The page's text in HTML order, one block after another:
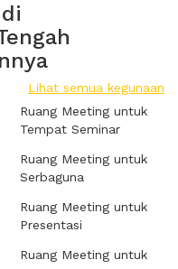
Lihat semua kegunaan
Ruang Meeting untuk
Tempat Seminar
Ruang Meeting untuk
Serbaguna
Ruang Meeting untuk
Presentasi
Ruang Meeting untuk